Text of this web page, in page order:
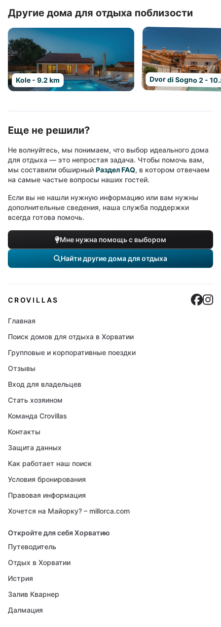
Другие дома для отдыха поблизости
Kole - 9.2 km Dvor di Sogno 2 -
Еще не решили?
Не волнуйтесь, мы понимаем, что выбор идеального дома
для отдыха — это непростая задача. Чтобы помочь вам,
мы составили обширный Раздел FAQ, в котором отвечаем
на самые частые вопросы наших гостей.
Если вы не нашли нужную информацию или вам нужны
дополнительные сведения, наша служба поддержки
всегда готова помочь.
Мне нужна помощь с выбором
Найти другие дома для отдыха
CROVILLAS
Главная
Поиск домов для отдыха в Хорватии
Групповые и корпоративные поездки
Отзывы
Вход для владельцев
Стать хозяином
Команда Crovillas
Контакты
Защита данных
Как работает наш поиск
Условия бронирования
Правовая информация
Хочется на Майорку? – millorca.com
Откройте для себя Хорватию
Путеводитель
Отдых в Хорватии
Истрия
Залив Кварнер
Далмация